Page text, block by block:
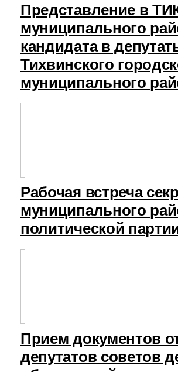
Представление в
муниципального
кандидата в
Тихвинского
муниципального
Рабочая встреча
муниципального
политической
Прием документов
депутатов советов